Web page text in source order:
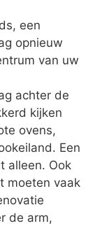
een
opnieuw
van uw
achter de
kijken
ovens,
Een
alleen. Ook
moeten vaak
de arm,